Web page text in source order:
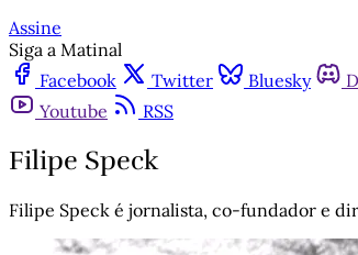
Assine
Siga a Matinal
Facebook
Twitter Bluesky
Youtube
RSS
Filipe Speck
Filipe Speck é jornalista, co-fundador e